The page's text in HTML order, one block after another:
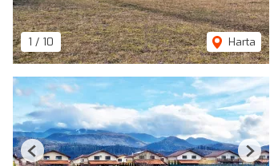
1 / 10 Harta
Previous Next